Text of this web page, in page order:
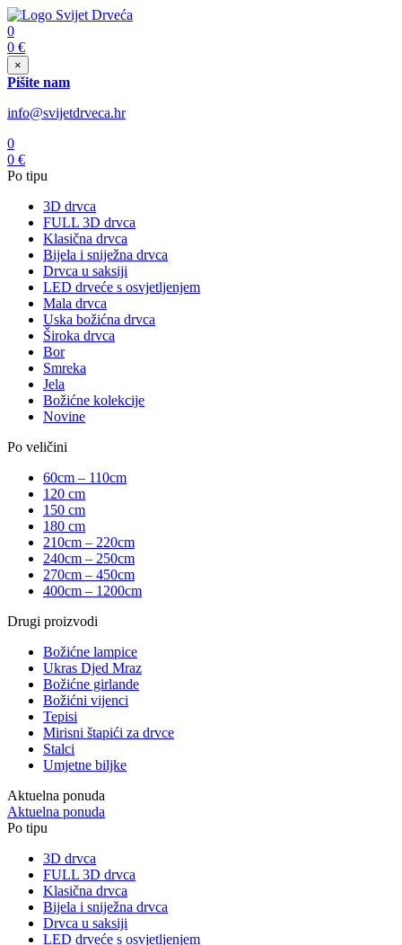
0
0 €
×
Pišite nam
info@svijetdrveca.hr
0
0 €
Po tipu
3D drvca
FULL 3D drvca
Klasična drvca
Bijela i sniježna drvca
Drvca u saksiji
LED drveće s osvjetljenjem
Mala drvca
Uska božićna drvca
Široka drvca
Bor
Smreka
Jela
Božićne kolekcije
Novine
Po veličini
60cm – 110cm
120 cm
150 cm
180 cm
210cm – 220cm
240cm – 250cm
270cm – 450cm
400cm – 1200cm
Drugi proizvodi
Božićne lampice
Ukras Djed Mraz
Božićne girlande
Božićni vijenci
Tepisi
Mirisni štapići za drvce
Stalci
Umjetne biljke
Aktuelna ponuda
Aktuelna ponuda
Po tipu
3D drvca
FULL 3D drvca
Klasična drvca
Bijela i sniježna drvca
Drvca u saksiji
LED drveće s osvjetljenjem